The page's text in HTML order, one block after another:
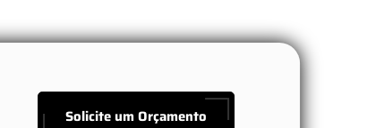
Solicite um Orçamento